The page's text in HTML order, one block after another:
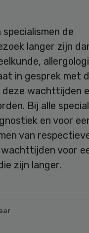
de
langer zijn
in gesprek met
wachttijden
Bij alle
en voor
van
voor
zijn langer.